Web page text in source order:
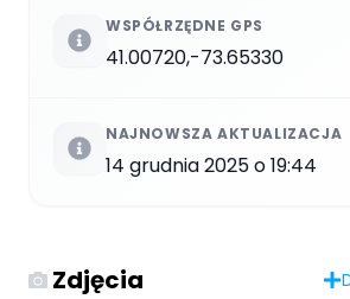
WSPÓŁRZĘDNE GPS
41.00720,-73.65330
NAJNOWSZA AKTUALIZACJA
14 grudnia 2025 o 19:44
Zdjęcia